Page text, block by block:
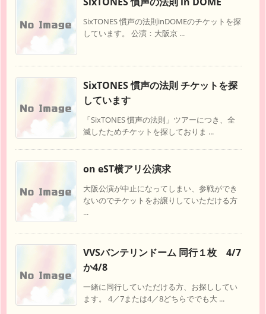
SixTONES 慣声の法則inDOMEのチケットを探
しています。 公演：大阪京 ...
SixTONES 慣声の法則 チケットを探
しています
「SixTONES 慣声の法則」ツアーにつき、全
滅したためチケットを探しておりま ...
on eST横アリ公演求
大阪公演が中止になってしまい、参戦ができ
ないのでチケットをお譲りしていただける方
...
VVSバンテリンドーム 同行１枚 4/7
か4/8
一緒に同行していただける方、お探ししてい
ます。 4／7または4／8どちらででも大 ...